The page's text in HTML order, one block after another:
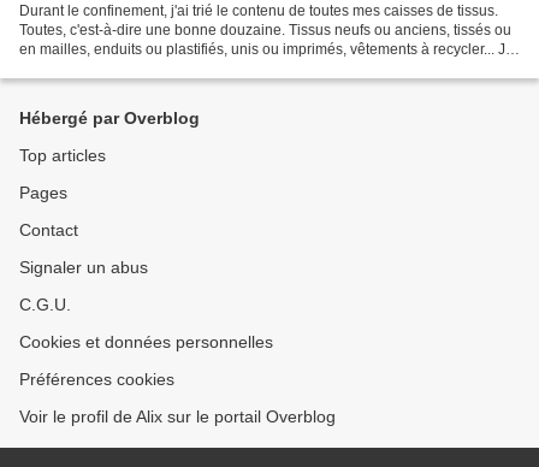
Durant le confinement, j'ai trié le contenu de toutes mes caisses de tissus.
Toutes, c'est-à-dire une bonne douzaine. Tissus neufs ou anciens, tissés ou
en mailles, enduits ou plastifiés, unis ou imprimés, vêtements à recycler... J'ai
Hébergé par Overblog
Top articles
Pages
Contact
Signaler un abus
C.G.U.
Cookies et données personnelles
Préférences cookies
Voir le profil de Alix sur le portail Overblog